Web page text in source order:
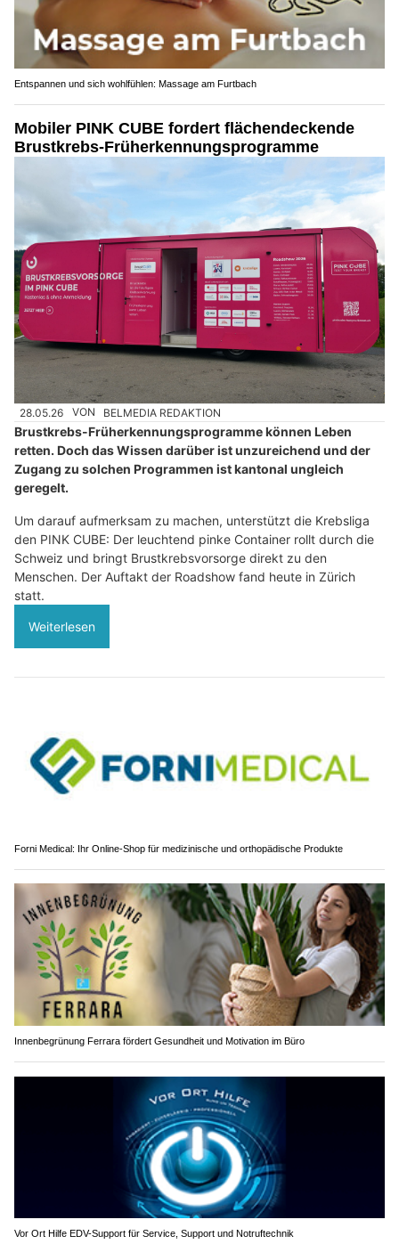
Entspannen und sich wohlfühlen: Massage am Furtbach
Mobiler PINK CUBE fordert flächendeckende
Brustkrebs-Früherkennungsprogramme
28.05.26 VON BELMEDIA REDAKTION
Brustkrebs-Früherkennungsprogramme können Leben
retten. Doch das Wissen darüber ist unzureichend und der
Zugang zu solchen Programmen ist kantonal ungleich
geregelt.
Um darauf aufmerksam zu machen, unterstützt die Krebsliga
den PINK CUBE: Der leuchtend pinke Container rollt durch die
Schweiz und bringt Brustkrebsvorsorge direkt zu den
Menschen. Der Auftakt der Roadshow fand heute in Zürich
statt.
Weiterlesen
Forni Medical: Ihr Online-Shop für medizinische und orthopädische Produkte
Innenbegrünung Ferrara fördert Gesundheit und Motivation im Büro
Vor Ort Hilfe EDV-Support für Service, Support und Notruftechnik